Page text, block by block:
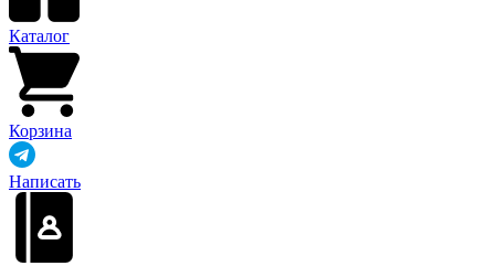
Каталог
Корзина
Написать